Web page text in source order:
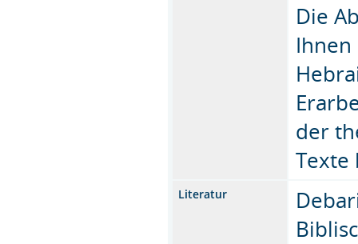
Die
Ihnen
der
Texte
Literatur